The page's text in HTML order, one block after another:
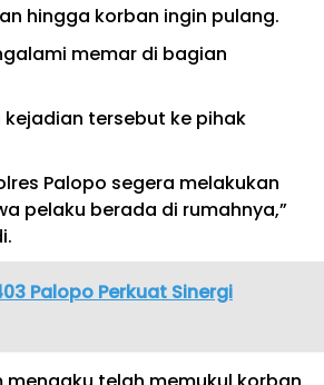
hingga korban ingin pulang.
memar di bagian
tersebut ke pihak
Palopo segera melakukan
pelaku berada di rumahnya,”
Palopo Perkuat Sinergi